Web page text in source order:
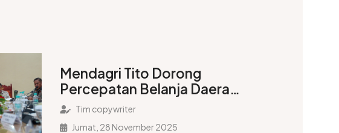
Mendagri Tito Dorong
Percepatan Belanja Daerah
dan Pertumbuhan Ekonomi
Maluku
Tim copywriter
Jumat, 28 November 2025